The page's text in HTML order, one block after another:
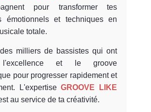
pour transformer tes
émotionnels et techniques en
totale.
milliers de bassistes qui ont
et le groove
pour progresser rapidement et
L'expertiseGROOVE LIKE
au service de ta créativité.